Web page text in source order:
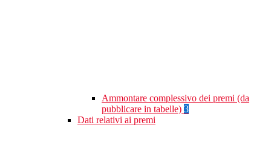
Ammontare complessivo dei premi (da
pubblicare in tabelle) 3
Dati relativi ai premi